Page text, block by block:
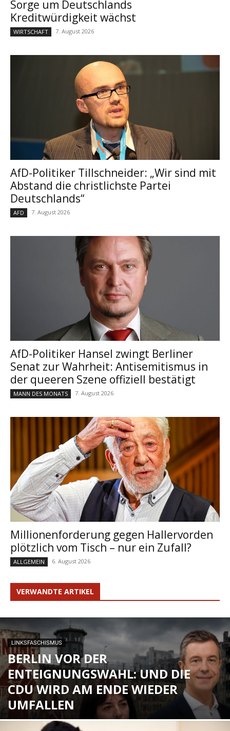
Sorge um Deutschlands
Kreditwürdigkeit wächst
WIRTSCHAFT 7. August 2026
AfD-Politiker Tillschneider: „Wir sind mit
Abstand die christlichste Partei
Deutschlands“
AFD 7. August 2026
AfD-Politiker Hansel zwingt Berliner
Senat zur Wahrheit: Antisemitismus in
der queeren Szene offiziell bestätigt
MANN DES MONATS 7. August 2026
Millionenforderung gegen Hallervorden
plötzlich vom Tisch – nur ein Zufall?
ALLGEMEIN 6. August 2026
VERWANDTE ARTIKEL
LINKSFASCHISMUS
BERLIN VOR DER
ENTEIGNUNGSWAHL: UND DIE
CDU WIRD AM ENDE WIEDER
UMFALLEN